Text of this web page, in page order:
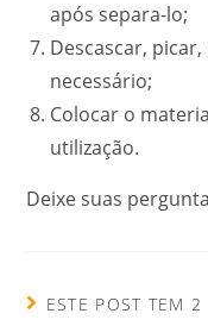
após separa-lo;
Descascar,
necessário;
Colocar o
utilização.
Deixe suas
ESTE POST TEM